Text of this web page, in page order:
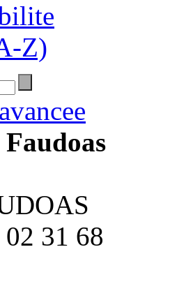
Z)
31 68